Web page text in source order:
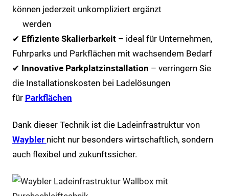
können jederzeit unkompliziert ergänzt
werden
✔ Effiziente Skalierbarkeit– ideal für Unternehmen,
Fuhrparks und Parkflächen mit wachsendem Bedarf
✔ Innovative Parkplatzinstallation – verringern Sie
die Installationskosten bei Ladelösungen
für Parkflächen
Dank dieser Technik ist die Ladeinfrastruktur von
Waybler nicht nur besonders wirtschaftlich, sondern
auch flexibel und zukunftssicher.